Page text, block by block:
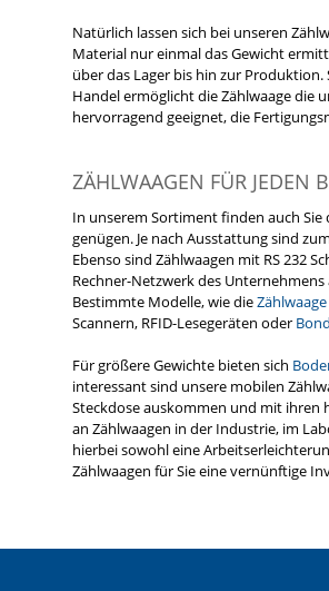
Natürlich lassen sich bei unseren
Material nur einmal das Gewicht
über das Lager bis hin zur
Handel ermöglicht die Zählwaage die
hervorragend geeignet, die
ZÄHLWAAGEN FÜR JEDEN
In unserem Sortiment finden auch
genügen. Je nach Ausstattung sind
Ebenso sind Zählwaagen mit RS 232
Rechner-Netzwerk des
Bestimmte Modelle, wie dieZählwaage
Scannern, RFID-Lesegeräten oder
Für größere Gewichte bieten sich
interessant sind unsere mobilen
Steckdose auskommen und mit ihren
an Zählwaagen in der Industrie, im
hierbei sowohl eine
Zählwaagen für Sie eine vernünftige